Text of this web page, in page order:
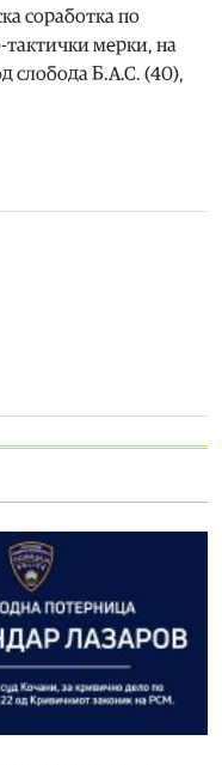
соработка по
мерки, на
слобода Б.А.С. (40),